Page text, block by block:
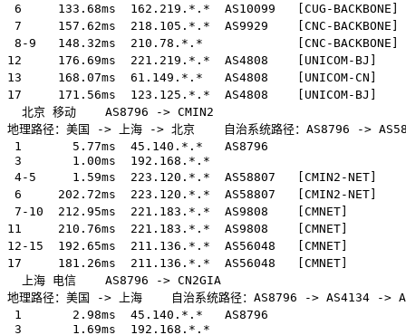
6     133.68ms  162.219.*.*  AS10099   [CUG-
7     157.62ms  218.105.*.*  AS9929    [CNC-
8-9   148.32ms  210.78.*.*             [CNC-BACKBONE]
12     176.69ms  221.219.*.*  AS4808    [UNICOM-BJ]
13     168.07ms  61.149.*.*   AS4808    [UNICOM-CN]
17     171.56ms  123.125.*.*  AS4808    [UNICOM-BJ]
  北京 移动    AS8796 -> CMIN2
地理路径：美国 -> 上海 -> 北京    自治系统路径：AS8796 ->
1       5.77ms  45.140.*.*   AS8796                      美
3       1.00ms  192.168.*.*
4-5     1.59ms  223.120.*.*  AS58807   [CMIN2-NET]
6     202.72ms  223.120.*.*  AS58807   [CMIN2-NET]
7-10  212.95ms  221.183.*.*  AS9808    [CMNET]
11     210.76ms  221.183.*.*  AS9808    [CMNET]
12-15  192.65ms  211.136.*.*  AS56048   [CMNET]
17     181.26ms  211.136.*.*  AS56048   [CMNET]
  上海 电信    AS8796 -> CN2GIA
地理路径：美国 -> 上海    自治系统路径：AS8796 -> AS4134 ->
1       2.98ms  45.140.*.*   AS8796                      美
3       1.69ms  192.168.*.*